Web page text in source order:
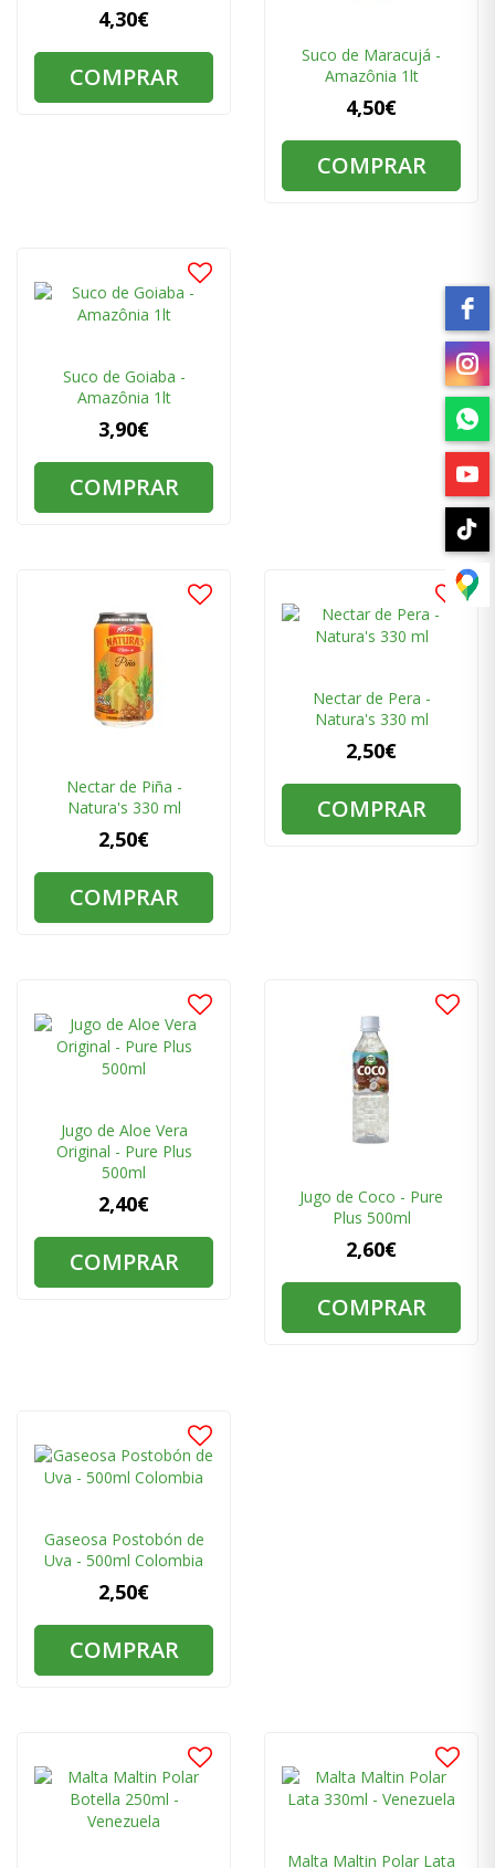
4,30€
COMPRAR
Suco de Maracujá -
Amazônia 1lt
4,50€
COMPRAR
Suco de Goiaba -
Amazônia 1lt
3,90€
COMPRAR
Nectar de Piña -
Natura's 330 ml
2,50€
COMPRAR
Nectar de Pera -
Natura's 330 ml
2,50€
COMPRAR
Jugo de Aloe Vera
Original - Pure Plus
500ml
2,40€
COMPRAR
Jugo de Coco - Pure
Plus 500ml
2,60€
COMPRAR
Gaseosa Postobón de
Uva - 500ml Colombia
2,50€
COMPRAR
Malta Μaltin Polar Lata